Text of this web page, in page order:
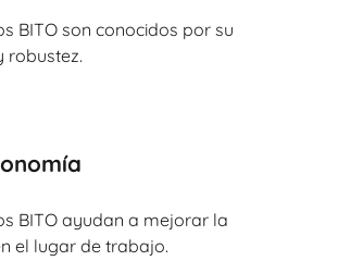
BITO son conocidos por su
robustez.
BITO ayudan a mejorar la
el lugar de trabajo.